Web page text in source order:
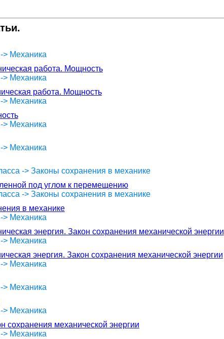
> Механика
работа. Мощность
> Механика
работа. Мощность
> Механика
> Механика
> Механика
-> Законы сохранения в механике
под углом к перемещению
-> Законы сохранения в механике
в механике
> Механика
энергия. Закон сохранения механической энергии
> Механика
энергия. Закон сохранения механической энергии
> Механика
> Механика
> Механика
сохранения механической энергии
> Механика